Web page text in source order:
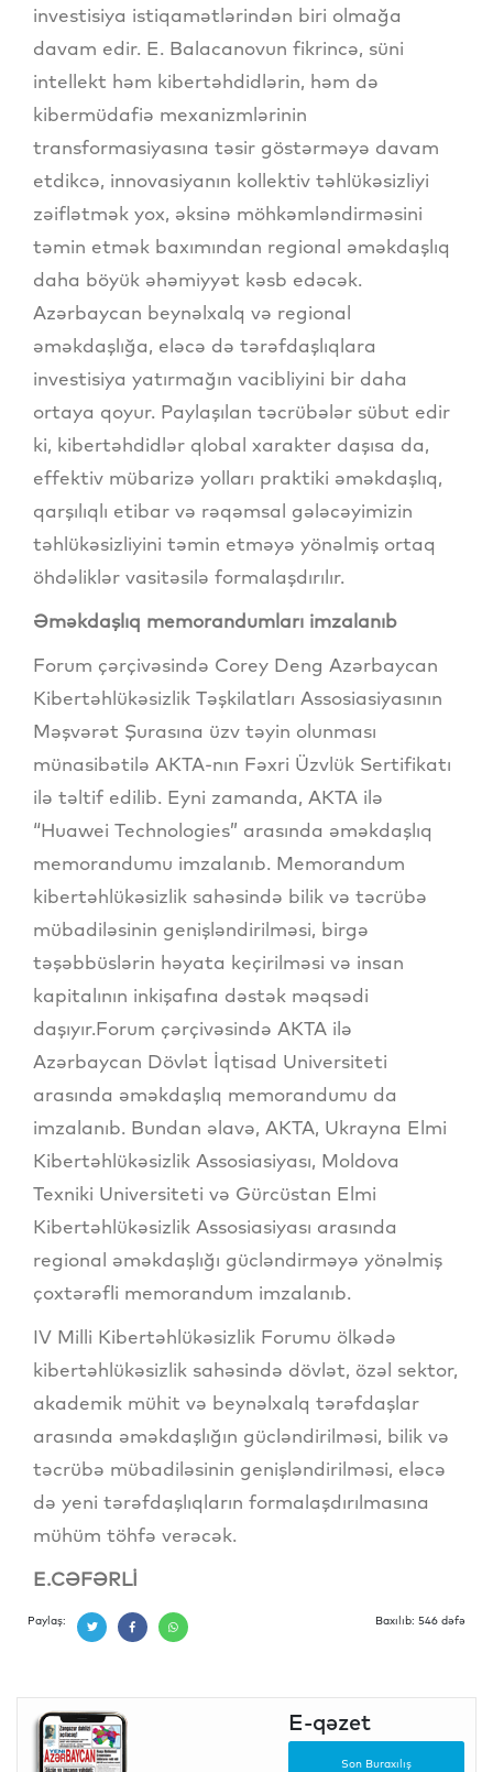
investisiya istiqamətlərindən biri olmağa
davam edir. E. Balacanovun fikrincə, süni
intellekt həm kibertəhdidlərin, həm də
kibermüdafiə mexanizmlərinin
transformasiyasına təsir göstərməyə davam
etdikcə, innovasiyanın kollektiv təhlükəsizliyi
zəiflətmək yox, əksinə möhkəmləndirməsini
təmin etmək baxımından regional əməkdaşlıq
daha böyük əhəmiyyət kəsb edəcək.
Azərbaycan beynəlxalq və regional
əməkdaşlığa, eləcə də tərəfdaşlıqlara
investisiya yatırmağın vacibliyini bir daha
ortaya qoyur. Paylaşılan təcrübələr sübut edir
ki, kibertəhdidlər qlobal xarakter daşısa da,
effektiv mübarizə yolları praktiki əməkdaşlıq,
qarşılıqlı etibar və rəqəmsal gələcəyimizin
təhlükəsizliyini təmin etməyə yönəlmiş ortaq
öhdəliklər vasitəsilə formalaşdırılır.
Əməkdaşlıq memorandumları imzalanıb
Forum çərçivəsində Corey Deng Azərbaycan
Kibertəhlükəsizlik Təşkilatları Assosiasiyasının
Məşvərət Şurasına üzv təyin olunması
münasibətilə AKTA-nın Fəxri Üzvlük Sertifikatı
ilə təltif edilib. Eyni zamanda, AKTA ilə
“Huawei Technologies” arasında əməkdaşlıq
memorandumu imzalanıb. Memorandum
kibertəhlükəsizlik sahəsində bilik və təcrübə
mübadiləsinin genişləndirilməsi, birgə
təşəbbüslərin həyata keçirilməsi və insan
kapitalının inkişafına dəstək məqsədi
daşıyır.Forum çərçivəsində AKTA ilə
Azərbaycan Dövlət İqtisad Universiteti
arasında əməkdaşlıq memorandumu da
imzalanıb. Bundan əlavə, AKTA, Ukrayna Elmi
Kibertəhlükəsizlik Assosiasiyası, Moldova
Texniki Universiteti və Gürcüstan Elmi
Kibertəhlükəsizlik Assosiasiyası arasında
regional əməkdaşlığı gücləndirməyə yönəlmiş
çoxtərəfli memorandum imzalanıb.
IV Milli Kibertəhlükəsizlik Forumu ölkədə
kibertəhlükəsizlik sahəsində dövlət, özəl sektor,
akademik mühit və beynəlxalq tərəfdaşlar
arasında əməkdaşlığın gücləndirilməsi, bilik və
təcrübə mübadiləsinin genişləndirilməsi, eləcə
də yeni tərəfdaşlıqların formalaşdırılmasına
mühüm töhfə verəcək.
E.CƏFƏRLİ
Paylaş: Baxılıb: 546 dəfə
E-qəzet
Son Buraxılış